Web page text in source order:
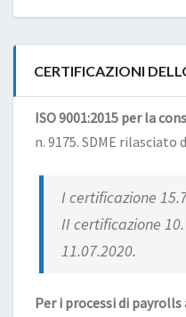
CERTIFICAZIONI
ISO 9001:2015 per la
n. 9175. SDME rilasciato
I certificazione
II certificazione
11.07.2020.
Per i processi di